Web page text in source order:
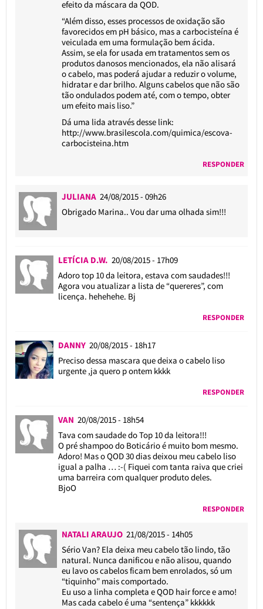
efeito da máscara da QOD.
“Além disso, esses processos de oxidação são
favorecidos em pH básico, mas a carbocisteína é
veiculada em uma formulação bem ácida.
Assim, se ela for usada em tratamentos sem os
produtos danosos mencionados, ela não alisará
o cabelo, mas poderá ajudar a reduzir o volume,
hidratar e dar brilho. Alguns cabelos que não são
tão ondulados podem até, com o tempo, obter
um efeito mais liso.”
Dá uma lida através desse link:
http://www.brasilescola.com/quimica/escova-
carbocisteina.htm
RESPONDER
JULIANA24/08/2015 - 09h26
Obrigado Marina.. Vou dar uma olhada sim!!!
LETÍCIA D.W. 20/08/2015 - 17h09
Adoro top 10 da leitora, estava com saudades!!!
Agora vou atualizar a lista de “quereres”, com
licença. hehehehe. Bj
RESPONDER
DANNY 20/08/2015 - 18h17
Preciso dessa mascara que deixa o cabelo liso
urgente ,ja quero p ontem kkkk
RESPONDER
VAN 20/08/2015 - 18h54
Tava com saudade do Top 10 da leitora!!!
O pré shampoo do Boticário é muito bom mesmo.
Adoro! Mas o QOD 30 dias deixou meu cabelo liso
igual a palha … :-( Fiquei com tanta raiva que criei
uma barreira com qualquer produto deles.
BjoO
RESPONDER
NATALI ARAUJO21/08/2015 - 14h05
Sério Van? Ela deixa meu cabelo tão lindo, tão
natural. Nunca danificou e não alisou, quando
eu lavo os cabelos ficam bem enrolados, só um
“tiquinho” mais comportado.
Eu uso a linha completa e QOD hair force e amo!
Mas cada cabelo é uma “sentença” kkkkkk